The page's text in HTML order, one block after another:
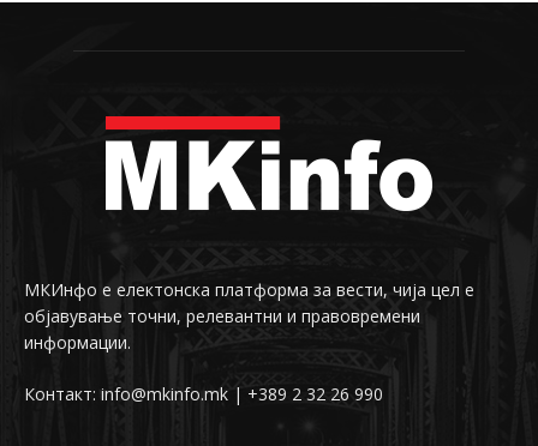
МКИнфо е електонска платформа за вести, чија цел е
објавување точни, релевантни и правовремени
информации.
Контакт: info@mkinfo.mk | +389 2 32 26 990